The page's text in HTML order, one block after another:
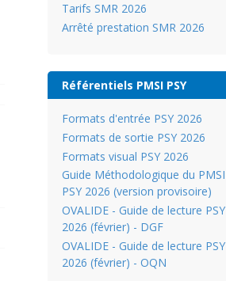
Tarifs SMR 2026
Arrêté prestation SMR 2026
Référentiels PMSI PSY
Formats d'entrée PSY 2026
Formats de sortie PSY 2026
Formats visual PSY 2026
Guide Méthodologique du PMSI
PSY 2026 (version provisoire)
OVALIDE - Guide de lecture PSY
2026 (février) - DGF
OVALIDE - Guide de lecture PSY
2026 (février) - OQN